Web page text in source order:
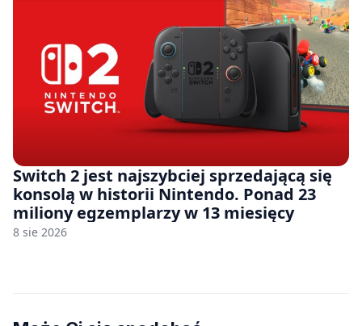
Switch 2 jest najszybciej sprzedającą się
konsolą w historii Nintendo. Ponad 23
miliony egzemplarzy w 13 miesięcy
8 sie 2026